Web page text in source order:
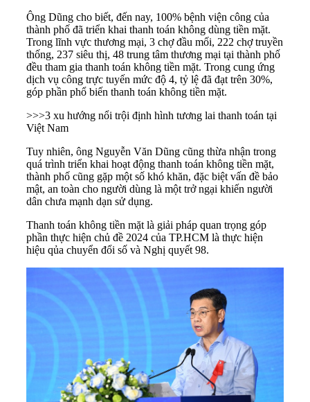
Ông Dũng cho biết, đến nay, 100% bệnh viện công của
thành phố đã triển khai thanh toán không dùng tiền mặt.
Trong lĩnh vực thương mại, 3 chợ đầu mối, 222 chợ truyền
thống, 237 siêu thị, 48 trung tâm thương mại tại thành phố
đều tham gia thanh toán không tiền mặt. Trong cung ứng
dịch vụ công trực tuyến mức độ 4, tỷ lệ đã đạt trên 30%,
góp phần phổ biến thanh toán không tiền mặt.
>>>3 xu hướng nổi trội định hình tương lai thanh toán tại
Việt Nam
Tuy nhiên, ông Nguyễn Văn Dũng cũng thừa nhận trong
quá trình triển khai hoạt động thanh toán không tiền mặt,
thành phố cũng gặp một số khó khăn, đặc biệt vấn đề bảo
mật, an toàn cho người dùng là một trở ngại khiến người
dân chưa mạnh dạn sử dụng.
Thanh toán không tiền mặt là giải pháp quan trọng góp
phần thực hiện chủ đề 2024 của TP.HCM là thực hiện
hiệu qủa chuyển đổi số và Nghị quyết 98.